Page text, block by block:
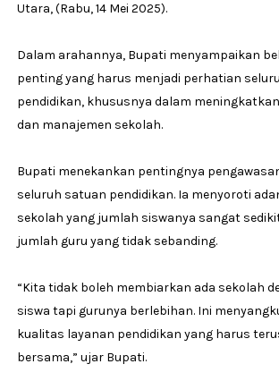
Utara, (Rabu, 14 Mei 2025).
Dalam arahannya, Bupati menyampaikan
penting yang harus menjadi perhatian
pendidikan, khususnya dalam
dan manajemen sekolah.
Bupati menekankan pentingnya
seluruh satuan pendidikan. Ia menyoroti
sekolah yang jumlah siswanya sangat
jumlah guru yang tidak sebanding.
“Kita tidak boleh membiarkan ada sekolah
siswa tapi gurunya berlebihan. Ini
kualitas layanan pendidikan yang harus
bersama,” ujar Bupati.